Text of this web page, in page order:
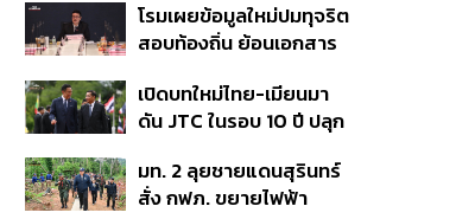
สหรัฐฯ-ญี่ปุ่น Standard
Chartered เปิดเป้าสิ้นปีนี้
ต่อดอลลาร์
โรมเผยข้อมูลใหม่ปมทุจริต
สอบท้องถิ่น ย้อนเอกสาร
อนุทิน จ่อสอบต่อเอี่ยว
ตัดตอน ม.บูรพา หรือไม่
เปิดบทใหม่ไทย-เมียนมา
ดัน JTC ในรอบ 10 ปี ปลุก
ชายแดน ท่าเรือน้ำลึก
ทวาย
มท. 2 ลุยชายแดนสุรินทร์
สั่ง กฟภ. ขยายไฟฟ้า